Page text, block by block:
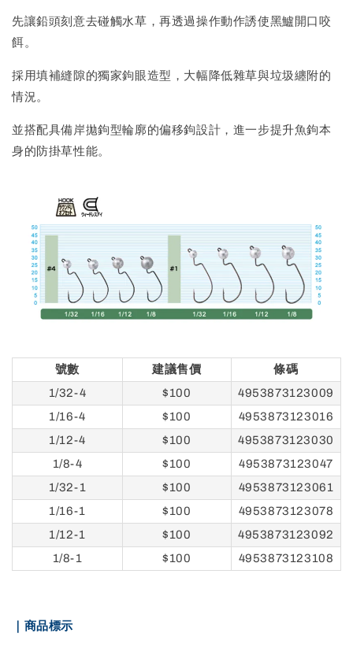
先讓鉛頭刻意去碰觸水草，再透過操作動作誘使黑鱸開口咬
餌。
採用填補縫隙的獨家鉤眼造型，大幅降低雜草與垃圾纏附的
情況。
並搭配具備岸拋鉤型輪廓的偏移鉤設計，進一步提升魚鉤本
身的防掛草性能。
號數 建議售價
條碼
1/32-4
$100
4953873123009
1/16-4
$100
4953873123016
1/12-4
$100
4953873123030
1/8-4
$100
4953873123047
1/32-1
$100
4953873123061
1/16-1
$100
4953873123078
1/12-1
$100
4953873123092
1/8-1
$100 4953873123108
｜商品標示